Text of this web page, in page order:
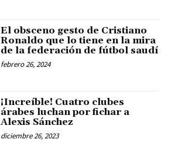
El obsceno gesto de Cristiano
Ronaldo que lo tiene en la mira
de la federación de fútbol saudí
febrero 26, 2024
¡Increíble! Cuatro clubes
árabes luchan por fichar a
Alexis Sánchez
diciembre 26, 2023